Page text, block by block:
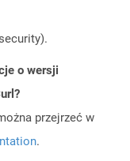
o wersji
przejrzeć w
.